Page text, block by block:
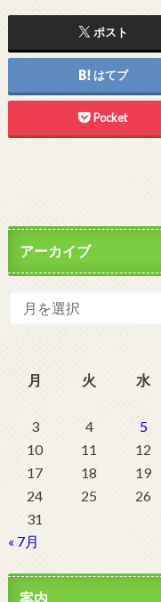
ポスト
はてブ
Pocket
アーカイブ
月
火 水
3
4 5
10
11 12
17
18 19
24
25 26
31
« 7月
案内